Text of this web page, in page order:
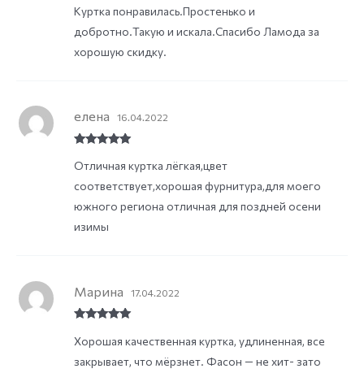
of 5
Куртка понравилась.Простенько и
добротно.Такую и искала.Спасибо Ламода за
хорошую скидку.
of 5
елена 16.04.2022
Отличная куртка лёгкая,цвет
соответствует,хорошая фурнитура,для моего
южного региона отличная для поздней осени
изимы
of 5
Марина 17.04.2022
Хорошая качественная куртка, удлиненная, все
закрывает, что мёрзнет. Фасон — не хит- зато